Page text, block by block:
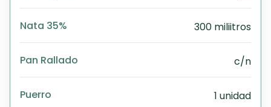
Nata 35% 300 miliitros
Pan Rallado c/n
Puerro 1 unidad